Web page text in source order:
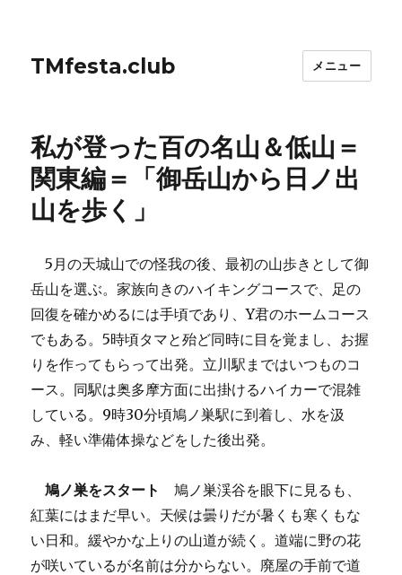
TMfesta.club メニュー
私が登った百の名山＆低山＝
関東編＝「御岳山から日ノ出
山を歩く」
5月の天城山での怪我の後、最初の山歩きとして御
岳山を選ぶ。家族向きのハイキングコースで、足の
回復を確かめるには手頃であり、Y君のホームコース
でもある。5時頃タマと殆ど同時に目を覚まし、お握
りを作ってもらって出発。立川駅まではいつものコ
ース。同駅は奥多摩方面に出掛けるハイカーで混雑
している。9時30分頃鳩ノ巣駅に到着し、水を汲
み、軽い準備体操などをした後出発。
鳩ノ巣をスタート
鳩ノ巣渓谷を眼下に見るも、
紅葉にはまだ早い。天候は曇りだが暑くも寒くもな
い日和。緩やかな上りの山道が続く。道端に野の花
が咲いているが名前は分からない。廃屋の手前で道